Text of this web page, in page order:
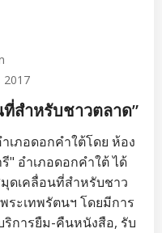
สำหรับชาวตลาด”
เภอดอกคำใต้โดย ห้อง
" อำเภอดอกคำใต้ ได้
ดเคลื่อนที่สำหรับชาว
ระเทพรัตนฯ โดยมีการ
ริการยืม-คืนหนังสือ, รับ